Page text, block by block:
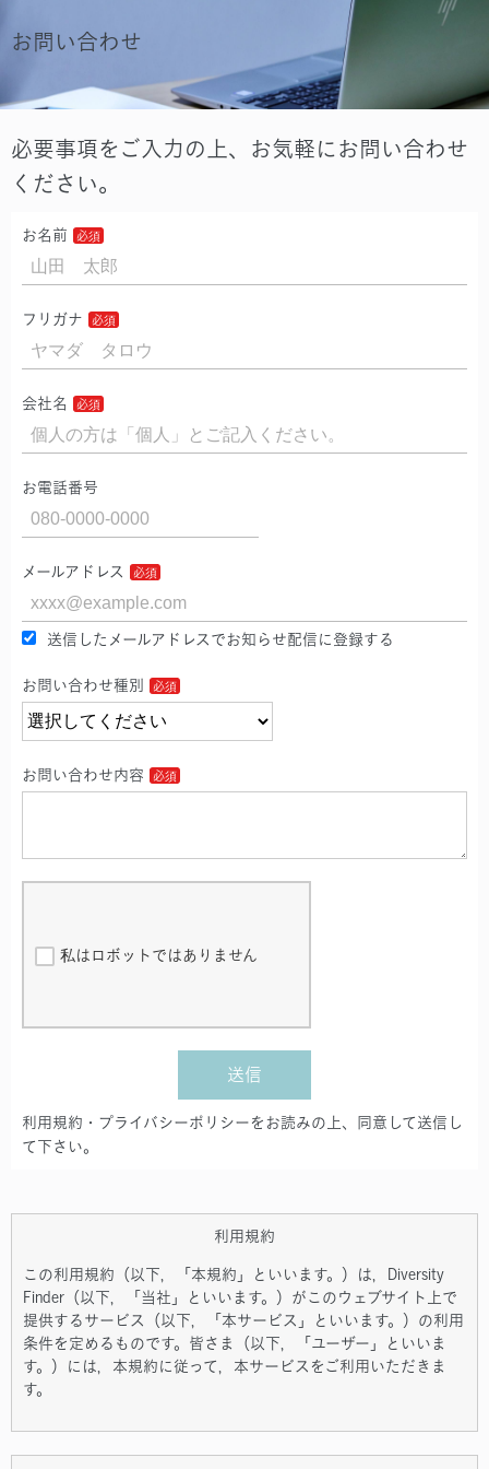
お問い合わせ
必要事項をご入力の上、お気軽にお問い合わせ
ください。
お名前
フリガナ
会社名
お電話番号
メールアドレス
送信したメールアドレスでお知らせ配信に登録する
お問い合わせ種別
お問い合わせ内容
私はロボットではありません
送信
利用規約・プライバシーポリシーをお読みの上、同意して送信し
て下さい。
利用規約
この利用規約（以下，「本規約」といいます。）は，Diversity
Finder（以下，「当社」といいます。）がこのウェブサイト上で
提供するサービス（以下，「本サービス」といいます。）の利用
条件を定めるものです。皆さま（以下，「ユーザー」といいま
す。）には，本規約に従って，本サービスをご利用いただきま
す。